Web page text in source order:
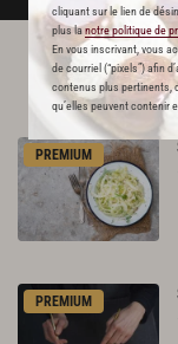
cliquant sur le lien de
plus lanotre politique de
En vous inscrivant, vous
de courriel (“pixels”) afin
contenus plus pertinents,
qu’elles peuvent contenir
PREMIUM
PREMIUM